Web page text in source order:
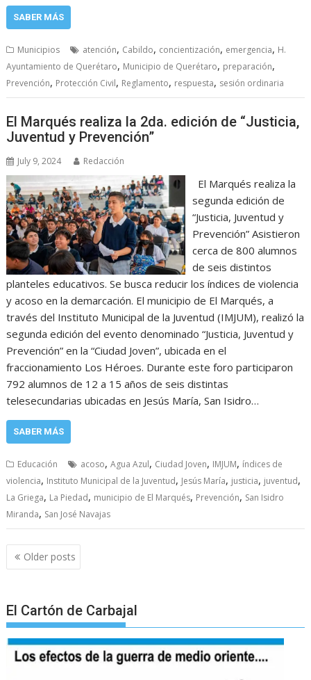
SABER MÁS
Municipios atención, Cabildo, concientización, emergencia, H.
Ayuntamiento de Querétaro, Municipio de Querétaro, preparación,
Prevención, Protección Civil, Reglamento, respuesta, sesión ordinaria
El Marqués realiza la 2da. edición de “Justicia,
Juventud y Prevención”
July 9, 2024 Redacción
El Marqués realiza la
segunda edición de
“Justicia, Juventud y
Prevención” Asistieron
cerca de 800 alumnos
de seis distintos
planteles educativos.⁠ ⁠Se busca reducir los índices de violencia
y acoso en la demarcación. El municipio de El Marqués, a
través del Instituto Municipal de la Juventud (IMJUM), realizó la
segunda edición del evento denominado “Justicia, Juventud y
Prevención” en la “Ciudad Joven”, ubicada en el
fraccionamiento Los Héroes. Durante este foro participaron
792 alumnos de 12 a 15 años de seis distintas
telesecundarias ubicadas en Jesús María, San Isidro…
SABER MÁS
Educación acoso,Agua Azul, Ciudad Joven, IMJUM, índices de
violencia, Instituto Municipal de la Juventud, Jesús María, justicia, juventud,
La Griega, La Piedad, municipio de El Marqués, Prevención, San Isidro
Miranda, San José Navajas
Posts
navigation
Older posts
El Cartón de Carbajal